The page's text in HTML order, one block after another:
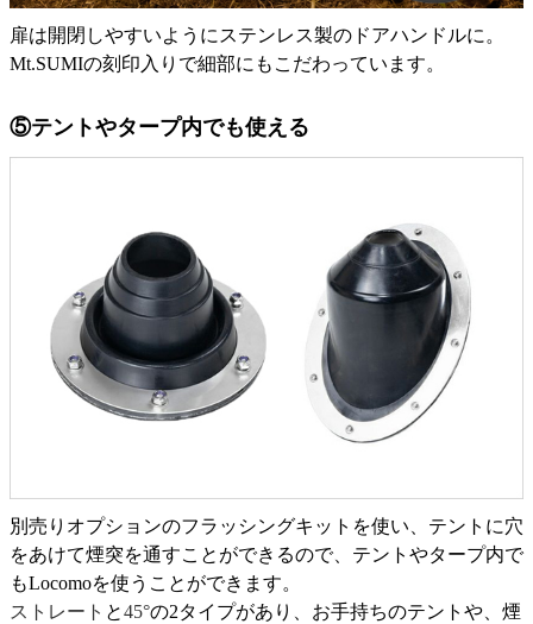
扉は開閉しやすいようにステンレス製のドアハンドルに。
Mt.SUMIの刻印入りで細部にもこだわっています。
⑤テントやタープ内でも使える
別売りオプションのフラッシングキットを使い、テントに穴
をあけて煙突を通すことができるので、テントやタープ内で
もLocomoを使うことができます。
ストレート と45°の2タイプがあり、お手持ちのテントや、煙